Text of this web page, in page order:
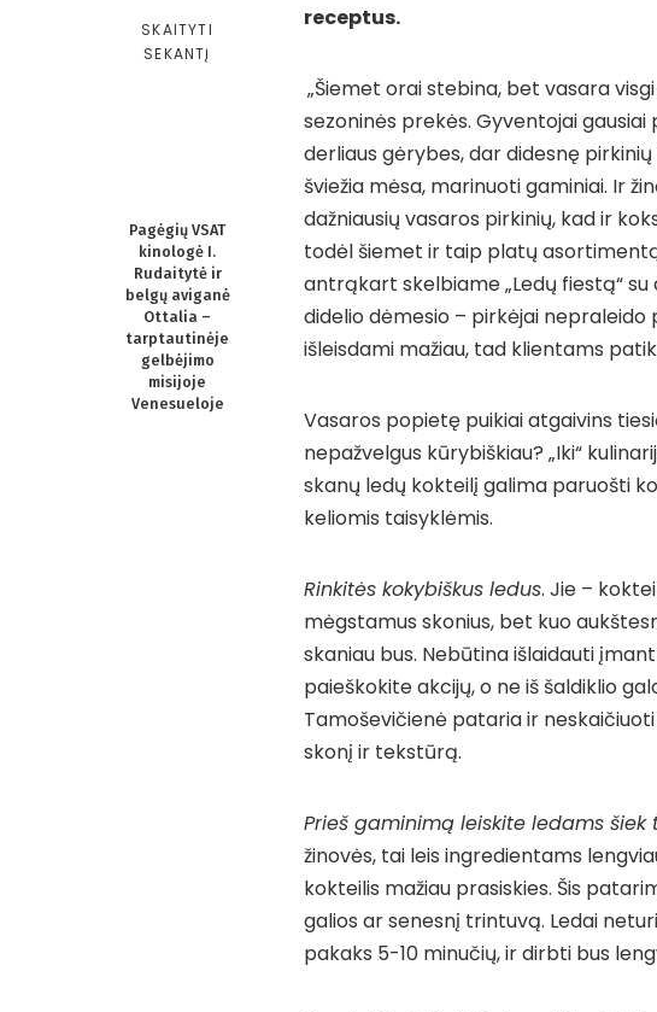
SKAITYTI
SEKANTĮ
Pagėgių VSAT
kinologė I.
Rudaitytė ir
belgų aviganė
Ottalia –
tarptautinėje
gelbėjimo
misijoje
Venesueloje
receptus.
„Šiemet orai stebina, bet vasara
sezoninės prekės. Gyventojai
derliaus gėrybes, dar didesnę
šviežia mėsa, marinuoti gaminiai. Ir
dažniausių vasaros pirkinių, kad ir
todėl šiemet ir taip platų
antrąkart skelbiame „Ledų fiestą“ su
didelio dėmesio – pirkėjai nepraleido
išleisdami mažiau, tad klientams
Vasaros popietę puikiai atgaivins
nepažvelgus kūrybiškiau? „Iki“
skanų ledų kokteilį galima paruošti
keliomis taisyklėmis.
Rinkitės kokybiškus ledus. Jie –
mėgstamus skonius, bet kuo
skaniau bus. Nebūtina išlaidauti
paieškokite akcijų, o ne iš šaldiklio
Tamoševičienė pataria ir
skonį ir tekstūrą.
Prieš gaminimą leiskite ledams šiek
žinovės, tai leis ingredientams
kokteilis mažiau prasiskies. Šis
galios ar senesnį trintuvą. Ledai
pakaks 5-10 minučių, ir dirbti bus